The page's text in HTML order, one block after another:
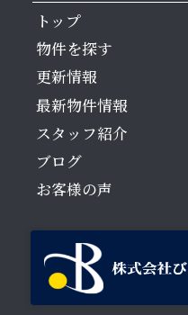
トップ
物件を探す
更新情報
最新物件情報
スタッフ紹介
ブログ
お客様の声